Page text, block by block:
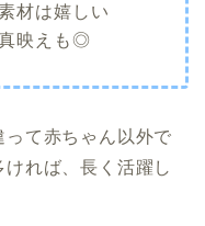
材は嬉しい
映えも◎
て赤ちゃん以外で
れば、長く活躍し